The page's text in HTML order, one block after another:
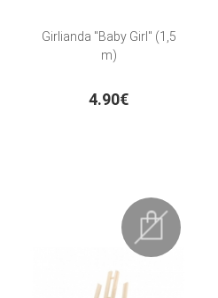
Girlianda "Baby Girl" (1,5
m)
4.90€